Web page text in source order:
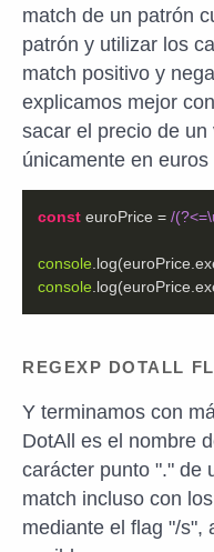
match de un patrón
patrón y utilizar los
match positivo y
explicamos mejor
sacar el precio de
únicamente en
const euroPrice = /
console
console
REGEXP DOTALL
Y terminamos con
DotAll es el nombre
carácter punto "." de
match incluso con
mediante el flag "/s",